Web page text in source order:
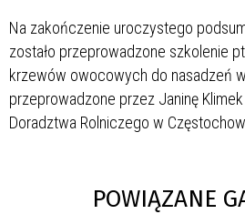
Na zakończenie uroczystego
zostało przeprowadzone szkolenie
krzewów owocowych do nasadzeń
przeprowadzone przez Janinę
Doradztwa Rolniczego w
POWIĄZANE